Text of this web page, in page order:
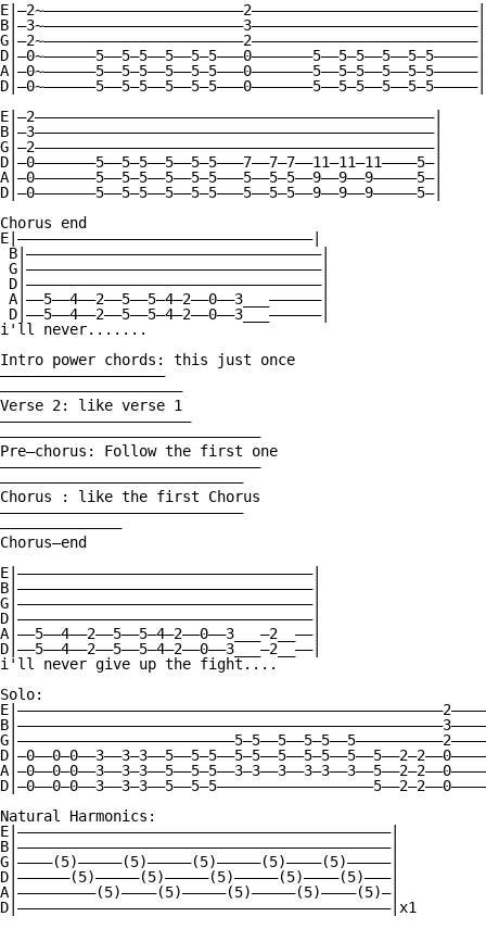
E|—2~———————————————————————2——————————————————————————|
B|—3~———————————————————————3——————————————————————————|
G|—2~———————————————————————2——————————————————————————|
D|—0~——————5——5—5——5——5—5———0———————5——5—5——5——5—5—————|
A|—0~——————5——5—5——5——5—5———0———————5——5—5——5——5—5—————|
D|—0~——————5——5—5——5——5—5———0———————5——5—5——5——5—5—————|
E|—2——————————————————————————————————————————————|
B|—3——————————————————————————————————————————————|
G|—2——————————————————————————————————————————————|
D|—0———————5——5—5——5——5—5———7——7—7——11—11—11————5—|
A|—0———————5——5—5——5——5—5———5——5—5——9——9——9—————5—|
D|—0———————5——5—5——5——5—5———5——5—5——9——9——9—————5—|
Chorus end
E|——————————————————————————————————|
B|——————————————————————————————————|
G|——————————————————————————————————|
D|——————————————————————————————————|
A|——5——4——2——5——5—4—2——0——3___——————|
D|——5——4——2——5——5—4—2——0——3___——————|
i'll never.......
Intro power chords: this just once
———————————————————
—————————————————————
Verse 2: like verse 1
——————————————————————
——————————————————————————————
Pre—chorus: Follow the first one
——————————————————————————————
————————————————————————————
Chorus : like the first Chorus
————————————————————————————
——————————————
Chorus—end
E|——————————————————————————————————|
B|——————————————————————————————————|
G|——————————————————————————————————|
D|——————————————————————————————————|
A|——5——4——2——5——5—4—2——0——3___—2__——|
D|——5——4——2——5——5—4—2——0——3___—2__——|
i'll never give up the fight....
Solo:
Natural Harmonics:
E|———————————————————————————————————————————|
B|———————————————————————————————————————————|
G|————(5)—————(5)—————(5)—————(5)————(5)—————|
D|——————(5)—————(5)—————(5)—————(5)————(5)———|
A|—————————(5)————(5)—————(5)—————(5)————(5)—|
D|———————————————————————————————————————————|x1